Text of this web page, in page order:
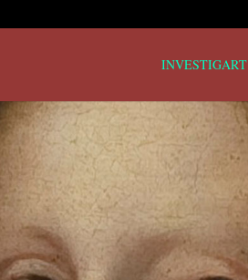
INVESTIGART